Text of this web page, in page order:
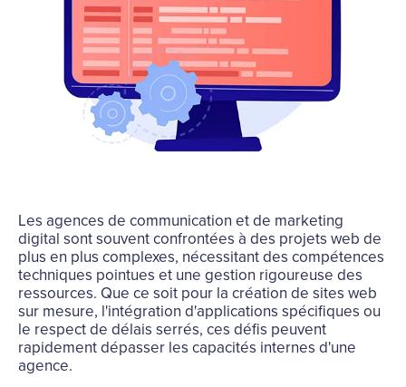
Les agences de communication et de marketing
digital sont souvent confrontées à des projets web de
plus en plus complexes, nécessitant des compétences
techniques pointues et une gestion rigoureuse des
ressources. Que ce soit pour la création de sites web
sur mesure, l'intégration d'applications spécifiques ou
le respect de délais serrés, ces défis peuvent
rapidement dépasser les capacités internes d'une
agence.